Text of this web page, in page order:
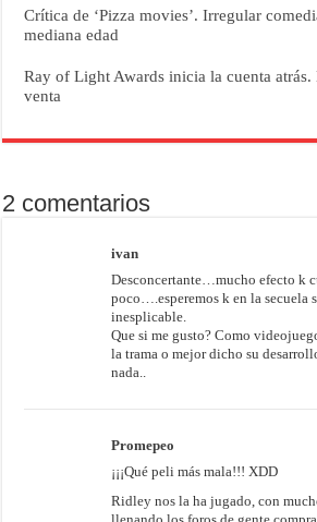
Crítica de ‘Pizza movies’. Irregular
mediana edad
Ray of Light Awards inicia la cuenta atrás.
venta
2 comentarios
ivan
Desconcertante…mucho efecto k
poco….esperemos k en la secuela
inesplicable.
Que si me gusto? Como
la trama o mejor dicho su
nada..
Promepeo
¡¡¡Qué peli más mala!!! XDD
Ridley nos la ha jugado, con